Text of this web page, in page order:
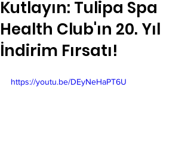
Kutlayın: Tulipa Spa
Health Club'ın 20. Yıl
İndirim Fırsatı!
https://youtu.be/DEyNeHaPT6U